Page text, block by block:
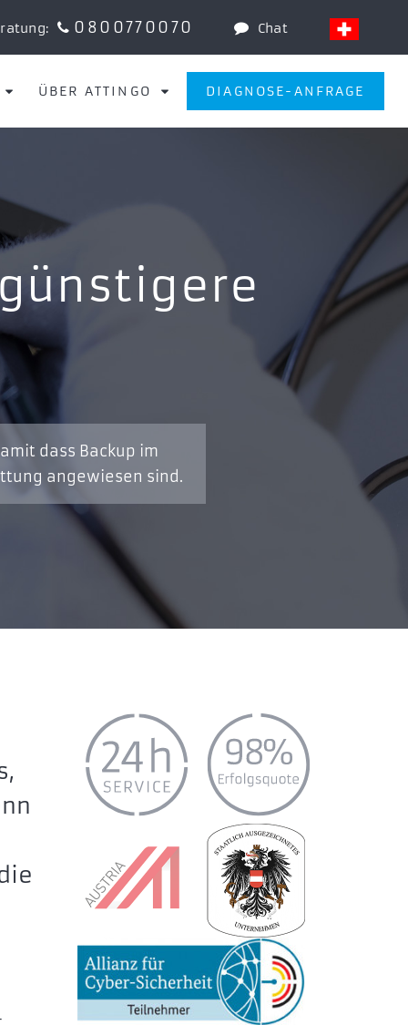
0800770070 Chat
ÜBER ATTINGO DIAGNOSE-ANFRAGE
dass Backup im
angewiesen sind.